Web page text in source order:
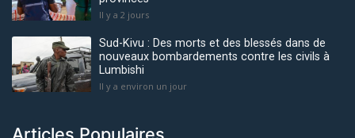
Il y a 2 jours
Sud-Kivu : Des morts et des blessés dans de
nouveaux bombardements contre les civils à
Lumbishi
Il y a environ un jour